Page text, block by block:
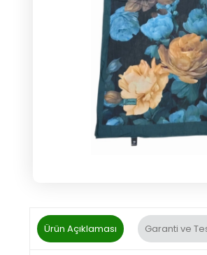
Ürün Açıklaması Garanti ve